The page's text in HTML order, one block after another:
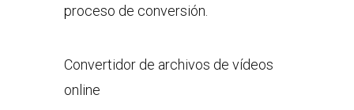
proceso de conversión.
Convertidor de archivos de vídeos
online